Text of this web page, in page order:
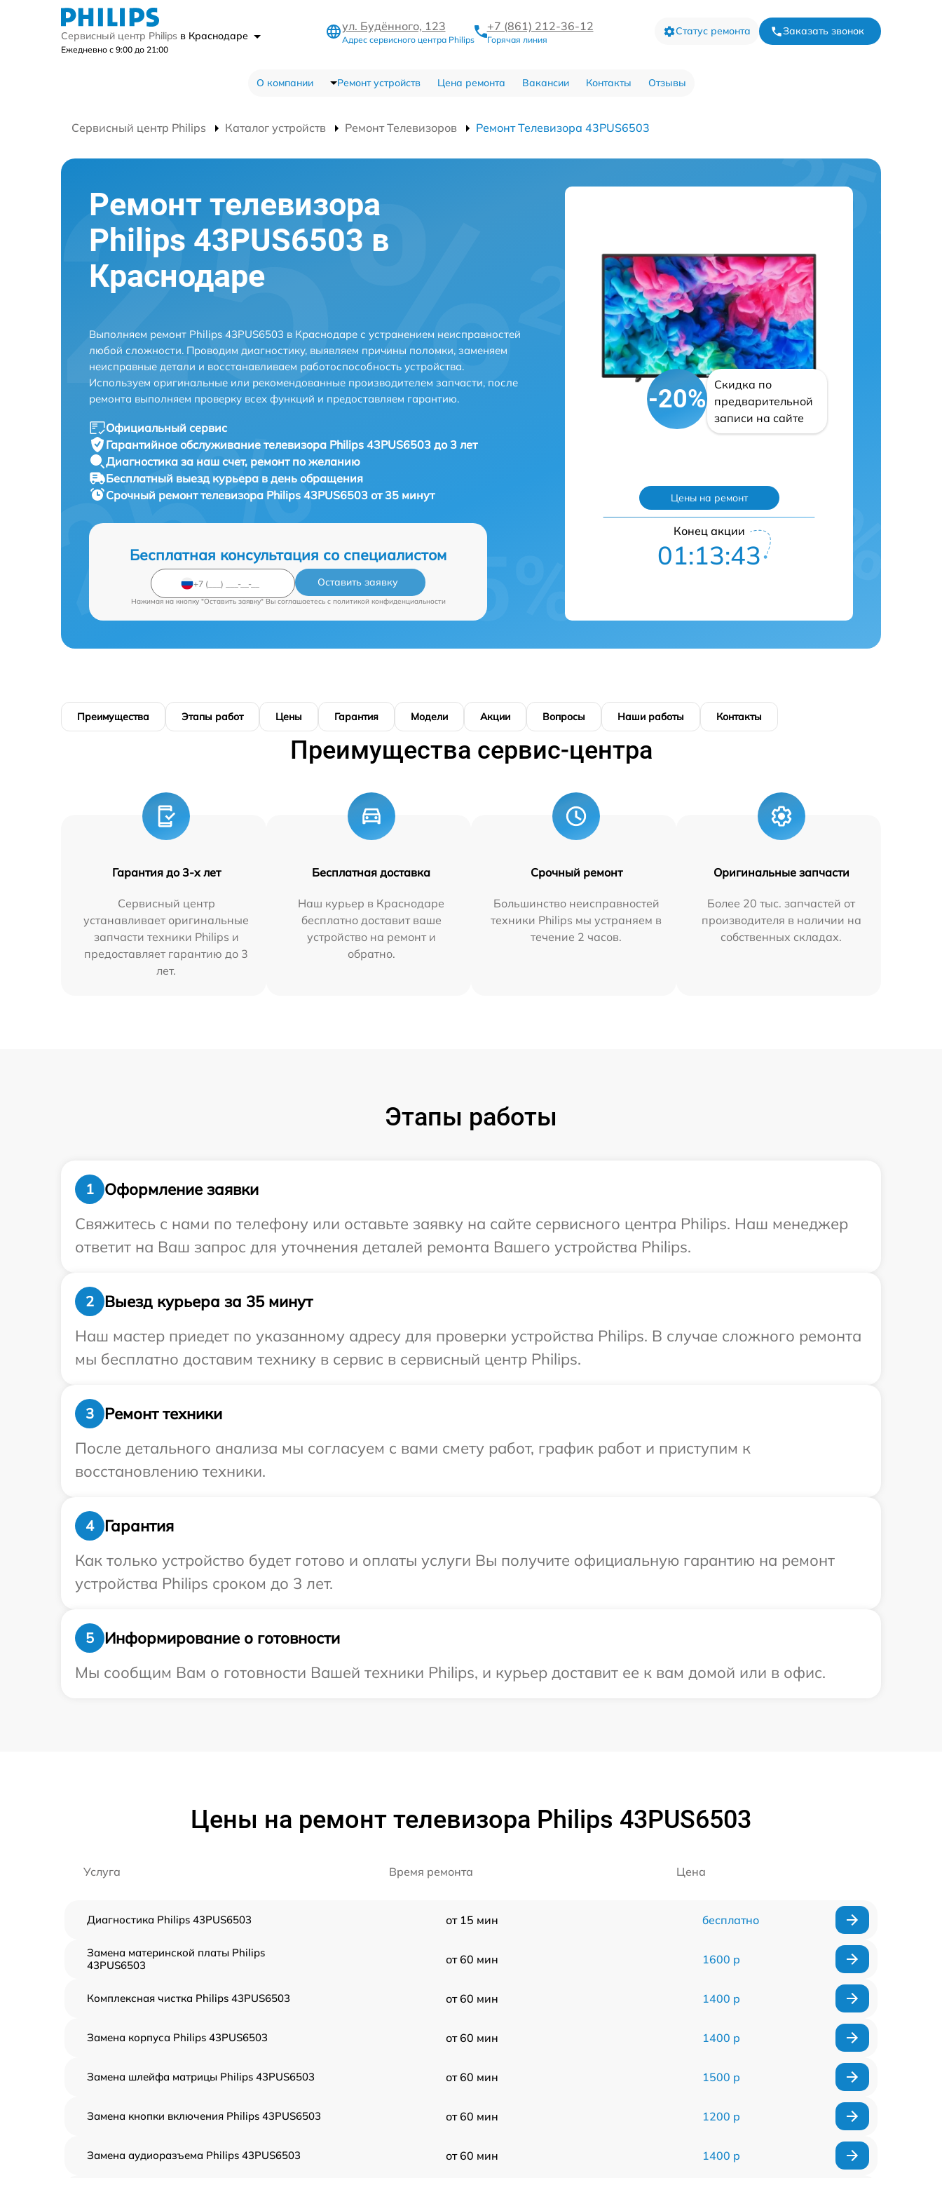
Сервисный центр Philips в Краснодаре
Ежедневно с 9:00 до 21:00
ул. Будённого, 123
Адрес сервисного центра Philips
+7 (861) 212-36-12
Горячая линия
Статус ремонта Заказать звонок
О компании Ремонт устройств Цена ремонта Вакансии Контакты Отзывы
Сервисный центр Philips Каталог устройств Ремонт Телевизоров Ремонт Телевизора 43PUS6503
Ремонт телевизора
Philips 43PUS6503 в
Краснодаре
Выполняем ремонт Philips 43PUS6503 в Краснодаре с устранением неисправностей
любой сложности. Проводим диагностику, выявляем причины поломки, заменяем
неисправные детали и восстанавливаем работоспособность устройства.
Используем оригинальные или рекомендованные производителем запчасти, после
ремонта выполняем проверку всех функций и предоставляем гарантию.
Официальный сервис
Гарантийное обслуживание телевизора Philips 43PUS6503 до 3 лет
Диагностика за наш счет, ремонт по желанию
Бесплатный выезд курьера в день обращения
Срочный ремонттелевизора Philips 43PUS6503 от 35 минут
Бесплатная консультация со специалистом
Оставить заявку
Нажимая на кнопку "Оставить заявку" Вы соглашаетесь c политикой конфиденциальности
-20%
Скидка по
предварительной
записи на сайте
Цены на ремонт
Конец акции
01:13:42
Преимущества Этапы работ Цены Гарантия Модели Акции Вопросы Наши работы Контакты
Преимущества сервис-центра
Гарантия до 3-х лет
Сервисный центр
устанавливает оригинальные
запчасти техники Philips и
предоставляет гарантию до 3
лет.
Бесплатная доставка
Наш курьер в Краснодаре
бесплатно доставит ваше
устройство на ремонт и
обратно.
Срочный ремонт
Большинство неисправностей
техники Philips мы устраняем в
течение 2 часов.
Оригинальные запчасти
Более 20 тыс. запчастей от
производителя в наличии на
собственных складах.
Этапы работы
1
Оформление заявки
Свяжитесь с нами по телефону или оставьте заявку на сайте сервисного центра Philips. Наш менеджер
ответит на Ваш запрос для уточнения деталей ремонта Вашего устройства Philips.
2
Выезд курьера за 35 минут
Наш мастер приедет по указанному адресу для проверки устройства Philips. В случае сложного ремонта
мы бесплатно доставим технику в сервис в сервисный центр Philips.
3
Ремонт техники
После детального анализа мы согласуем с вами смету работ, график работ и приступим к
восстановлению техники.
4
Гарантия
Как только устройство будет готово и оплаты услуги Вы получите официальную гарантию на ремонт
устройства Philips сроком до 3 лет.
5
Информирование о готовности
Мы сообщим Вам о готовности Вашей техники Philips, и курьер доставит ее к вам домой или в офис.
Цены на ремонт телевизора Philips 43PUS6503
Услуга Время ремонта Цена
Диагностика Philips 43PUS6503 от 15 мин бесплатно
Замена материнской платы Philips
43PUS6503
от 60 мин 1600 р
Комплексная чистка Philips 43PUS6503 от 60 мин 1400 р
Замена корпуса Philips 43PUS6503 от 60 мин 1400 р
Замена шлейфа матрицы Philips 43PUS6503 от 60 мин 1500 р
Замена кнопки включения Philips 43PUS6503 от 60 мин 1200 р
Замена аудиоразъема Philips 43PUS6503 от 60 мин 1400 р